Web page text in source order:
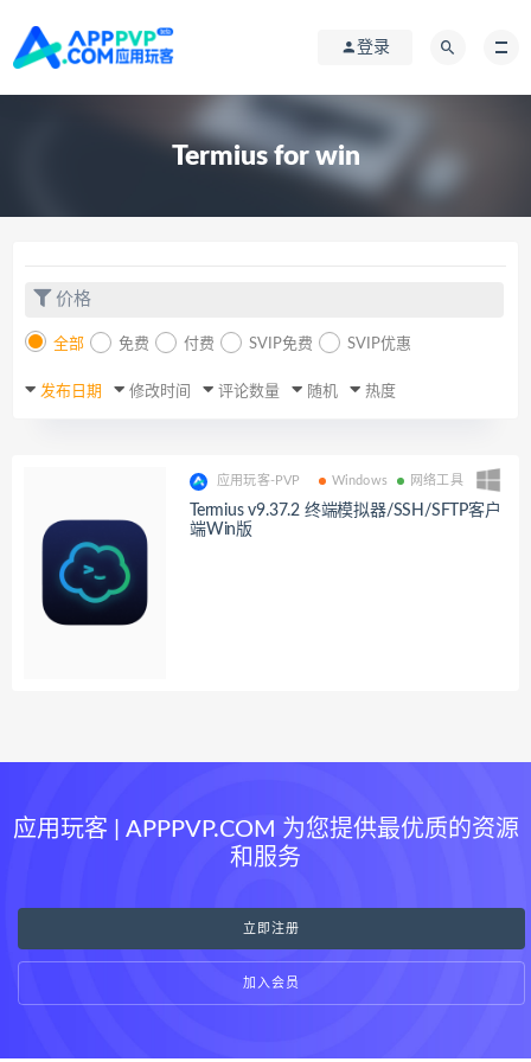
登录
Termius for win
价格
全部 免费 付费 SVIP免费 SVIP优惠
发布日期 修改时间 评论数量 随机 热度
应用玩客-PVP Windows 网络工具
Termius v9.37.2 终端模拟器/SSH/SFTP客户
端Win版
应用玩客 | APPPVP.COM 为您提供最优质的资源
和服务
立即注册
加入会员